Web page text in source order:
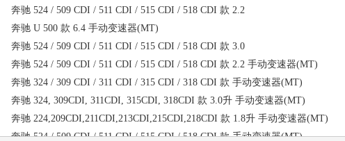
奔驰 324 / 309 CDI / 311 CDI / 315 CDI / 318 CDI 款 2.2 手动变速器(MT)
奔驰 524, 509CDI, 511CDI, 515CDI, 518CDI 款 2.2升 手动变速器(MT)
奔驰 KASTENWAGEN 款 1.6 手动变速器(MT)
奔驰 324, 309CDI, 311CDI, 315CDI, 318CDI 款 3.0升 手动变速器(MT)
奔驰 324,309CDI,311CDI,313CDI,315CDI,318CDI 款 2.2升 手动变速器(MT)
奔驰 324, 309CDI, 311CDI, 315CDI, 318CDI 款 3.0升
奔驰 KOMBI-WAGEN 款 1.6 手自一体变速器(AMT)
奔驰 524 / 509 CDI / 511 CDI / 515 CDI / 518 CDI 款 手动变速器(MT)
奔驰 524 / 509 CDI / 511 CDI / 515 CDI / 518 CDI 款 2.2
奔驰 U 500 款 6.4 手动变速器(MT)
奔驰 524 / 509 CDI / 511 CDI / 515 CDI / 518 CDI 款 3.0
奔驰 524 / 509 CDI / 511 CDI / 515 CDI / 518 CDI 款 2.2 手动变速器(MT)
奔驰 324 / 309 CDI / 311 CDI / 315 CDI / 318 CDI 款 手动变速器(MT)
奔驰 324, 309CDI, 311CDI, 315CDI, 318CDI 款 3.0升 手动变速器(MT)
奔驰 224,209CDI,211CDI,213CDI,215CDI,218CDI 款 1.8升 手动变速器(MT)
奔驰 524 / 509 CDI / 511 CDI / 515 CDI / 518 CDI 款 手动变速器(MT)